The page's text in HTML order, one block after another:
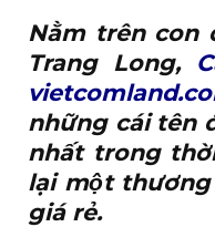
Nằm trên con
Trang Long,
những cái tên
nhất trong
lại một
giá rẻ.